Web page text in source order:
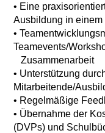
• Eine
Ausbildung in einem
•
Teamevents/
Zusammenarbeit
• Unterstützung
Mitarbeitende/
• Regelmäßige
• Übernahme der
(DVPs) und